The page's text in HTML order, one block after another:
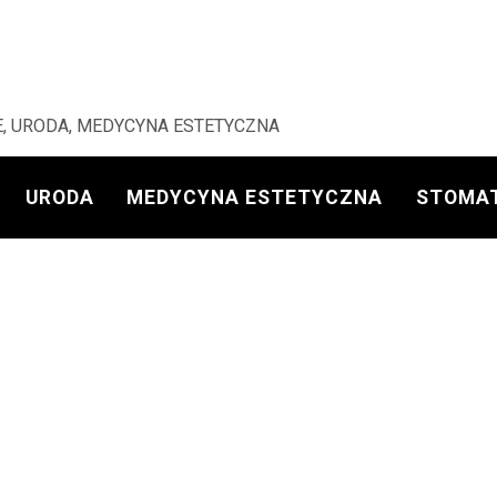
URODA, MEDYCYNA ESTETYCZNA
URODA MEDYCYNA ESTETYCZNA